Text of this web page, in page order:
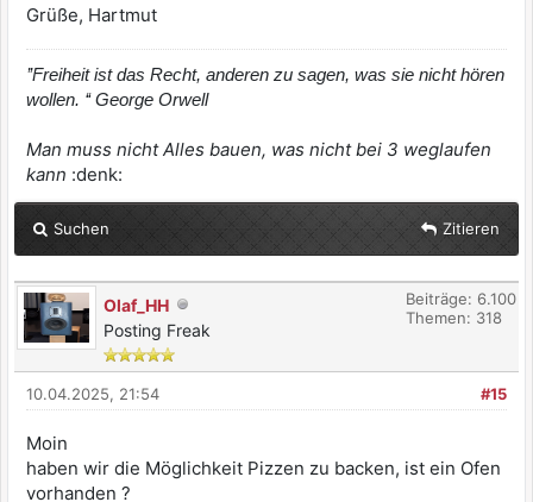
Grüße, Hartmut
’’Freiheit ist das Recht, anderen zu sagen, was sie nicht hören
wollen. ‘‘ George Orwell
Man muss nicht Alles bauen, was nicht bei 3 weglaufen
kann :denk:
Suchen Zitieren
Olaf_HH
Posting Freak
Beiträge: 6.100
Themen: 318
#15
10.04.2025, 21:54
Moin
haben wir die Möglichkeit Pizzen zu backen, ist ein Ofen
vorhanden ?